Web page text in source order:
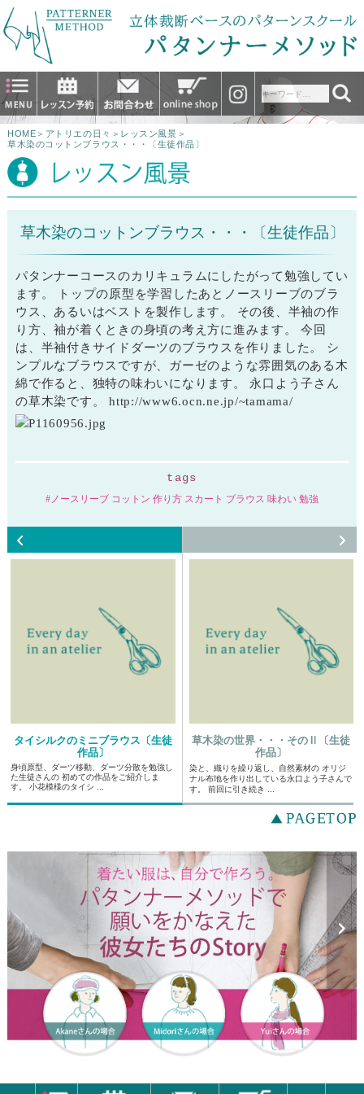
HOME ＞ アトリエの日々 ＞ レッスン風景 ＞
草木染のコットンブラウス・・・〔生徒作品〕
草木染のコットンブラウス・・・〔生徒作品〕
パタンナーコースのカリキュラムにしたがって勉強してい
ます。 トップの原型を学習したあとノースリーブのブラ
ウス、あるいはベストを製作します。 その後、半袖の作
り方、袖が着くときの身頃の考え方に進みます。 今回
は、半袖付きサイドダーツのブラウスを作りました。 シ
ンプルなブラウスですが、ガーゼのような雰囲気のある木
綿で作ると、独特の味わいになります。 永口よう子さん
の草木染です。 http://www6.ocn.ne.jp/~tamama/
tags
ノースリーブ コットン 作り方 スカート ブラウス 味わい 勉強
タイシルクのミニブラウス〔生徒
作品〕
身頃原型、ダーツ移動、ダーツ分散を勉強し
た生徒さんの 初めての作品をご紹介しま
す。 小花模様のタイシ ...
草木染の世界・・・そのⅡ〔生徒
作品〕
染と、織りを繰り返し、自然素材の オリジ
ナル布地を作り出している永口よう子さんで
す。 前回に引き続き ...